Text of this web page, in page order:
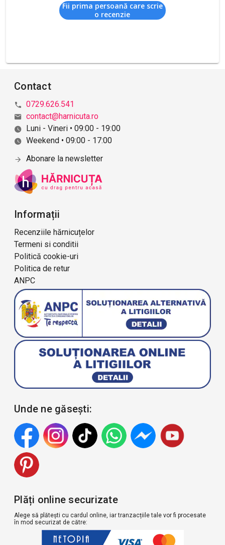
Fii prima persoană care scrie
o recenzie
Contact
0729.626.541
contact@harnicuta.ro
Luni - Vineri • 09:00 - 19:00
Weekend • 09:00 - 17:00
Abonare la newsletter
Informații
Recenziile hărnicuțelor
Termeni si conditii
Politică cookie-uri
Politica de retur
ANPC
Unde ne găsești:
Plăți online securizate
Alege să plătești cu cardul online, iar tranzacțiile tale vor fi procesate
în mod securizat de către: